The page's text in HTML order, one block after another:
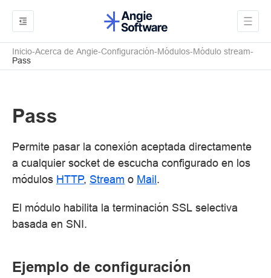
Inicio Acerca de Angie Configuración Módulos Módulo stream
Pass
Pass
Permite pasar la conexión aceptada directamente
a cualquier socket de escucha configurado en los
módulos HTTP, Stream o Mail.
El módulo habilita la terminación SSL selectiva
basada en SNI.
Ejemplo de configuración